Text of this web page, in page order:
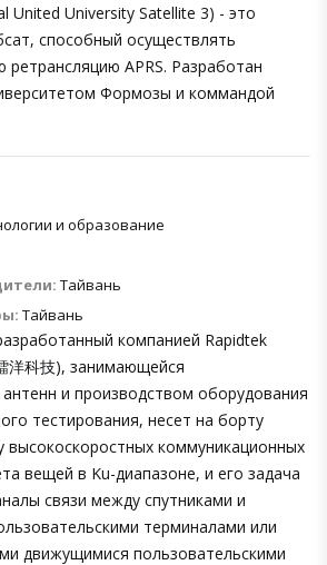
United University Satellite 3) - это
способный осуществлять
ретрансляцию APRS. Разработан
Формозы и коммандой
и образование
Тайвань
Тайвань
компанией Rapidtek
洋科技), занимающейся
и производством оборудования
тестирования, несет на борту
высокоскоростных коммуникационных
вещей в Ku-диапазоне, и его задача
связи между спутниками и
терминалами или
движущимися пользовательскими